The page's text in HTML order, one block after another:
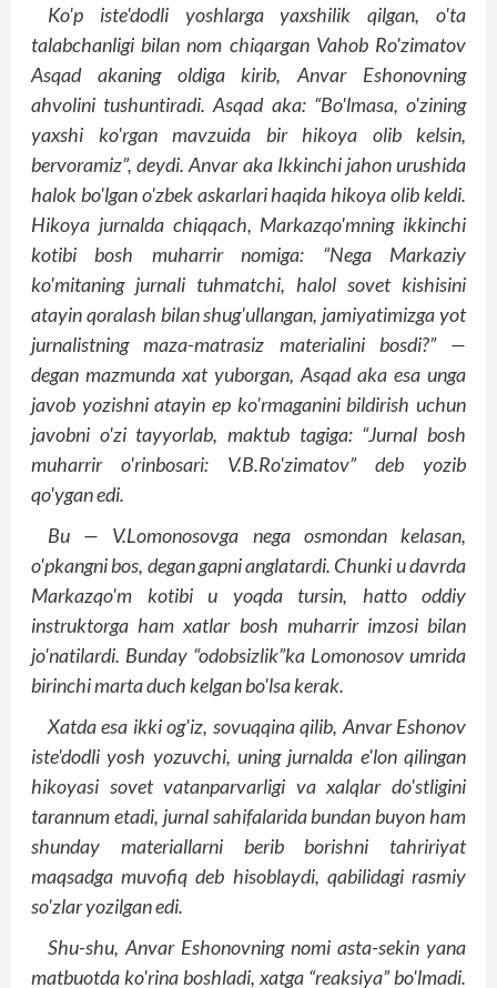
Ko'p iste'dodli yoshlarga yaxshilik qilgan, o'ta
talabchanligi bilan nom chiqargan Vahob Ro'zimatov
Asqad akaning oldiga kirib, Anvar Eshonovning
ahvolini tushuntiradi. Asqad aka: “Bo'lmasa, o'zining
yaxshi ko'rgan mavzuida bir hikoya olib kelsin,
bervoramiz”, deydi. Anvar aka Ikkinchi jahon urushida
halok bo'lgan o'zbek askarlari haqida hikoya olib keldi.
Hikoya jurnalda chiqqach, Markazqo'mning ikkinchi
kotibi bosh muharrir nomiga: “Nega Markaziy
ko'mitaning jurnali tuhmatchi, halol sovet kishisini
atayin qoralash bilan shug'ullangan, jamiyatimizga yot
jurnalistning maza-matrasiz materialini bosdi?” —
degan mazmunda xat yuborgan, Asqad aka esa unga
javob yozishni atayin ep ko'rmaganini bildirish uchun
javobni o'zi tayyorlab, maktub tagiga: “Jurnal bosh
muharrir o'rinbosari: V.B.Ro'zimatov” deb yozib
qo'ygan edi.
Bu — V.Lomonosovga nega osmondan kelasan,
o'pkangni bos, degan gapni anglatardi. Chunki u davrda
Markazqo'm kotibi u yoqda tursin, hatto oddiy
instruktorga ham xatlar bosh muharrir imzosi bilan
jo'natilardi. Bunday “odobsizlik”ka Lomonosov umrida
birinchi marta duch kelgan bo'lsa kerak.
Xatda esa ikki og'iz, sovuqqina qilib, Anvar Eshonov
iste'dodli yosh yozuvchi, uning jurnalda e'lon qilingan
hikoyasi sovet vatanparvarligi va xalqlar do'stligini
tarannum etadi, jurnal sahifalarida bundan buyon ham
shunday materiallarni berib borishni tahririyat
maqsadga muvofiq deb hisoblaydi, qabilidagi rasmiy
so'zlar yozilgan edi.
Shu-shu, Anvar Eshonovning nomi asta-sekin yana
matbuotda ko'rina boshladi, xatga “reaksiya” bo'lmadi.